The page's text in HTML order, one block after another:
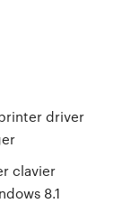
driver
clavier
8.1